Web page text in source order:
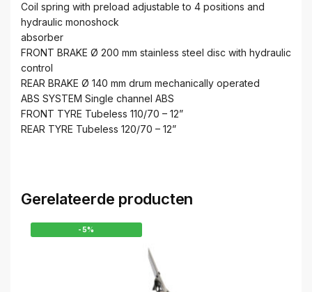
Coil spring with preload adjustable to 4 positions and
hydraulic monoshock
absorber
FRONT BRAKE Ø 200 mm stainless steel disc with hydraulic
control
REAR BRAKE Ø 140 mm drum mechanically operated
ABS SYSTEM Single channel ABS
FRONT TYRE Tubeless 110/70 – 12”
REAR TYRE Tubeless 120/70 – 12”
Gerelateerde producten
-5%